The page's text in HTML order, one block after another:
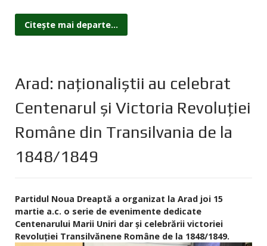
Citește mai departe...
Arad: naționaliștii au celebrat
Centenarul și Victoria Revoluției
Române din Transilvania de la
1848/1849
Partidul Noua Dreaptă a organizat la Arad joi 15
martie a.c. o serie de evenimente dedicate
Centenarului Marii Uniri dar și celebrării victoriei
Revoluției Transilvănene Române de la 1848/1849.